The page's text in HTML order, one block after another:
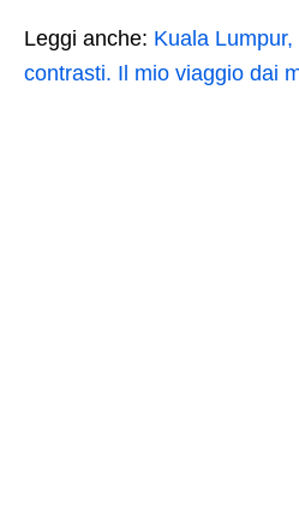
Leggi anche: Kuala
contrasti. Il mio viaggio dai